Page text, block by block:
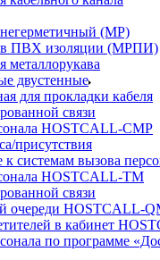
(МР)
в ПВХ изоляции (МРПИ)
металлорукава
двустенные
для прокладки кабеля
связи
HOSTCALL-CMP
присутствия
к системам вызова
HOSTCALL-TM
связи
очереди HOSTCALL-
в кабинет
по программе